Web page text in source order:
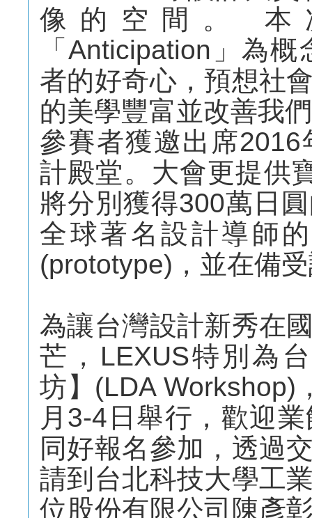
像的空間。 本
「Anticipation」為
者的好奇心，預想社
的美學豐富並改善我
參賽者獲邀出席
計殿堂。大會更提供
將分別獲得300萬日
全球著名設計導師
(prototype)，並在備
為讓台灣設計新秀在
芒，LEXUS特別為
坊】(LDA Workshop)
月3-4日舉行，歡迎
同好報名參加，透過
請到台北科技大學工
位股份有限公司陳彥